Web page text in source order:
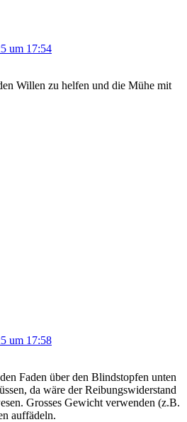
um 17:54
Willen zu helfen und die Mühe mit
um 17:58
Faden über den Blindstopfen unten
da wäre der Reibungswiderstand
Grosses Gewicht verwenden (z.B.
auffädeln.